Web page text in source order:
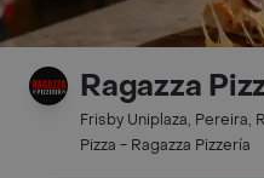
Ragazza
Frisby Uniplaza, Pereira,
Pizza - Ragazza Pizzería